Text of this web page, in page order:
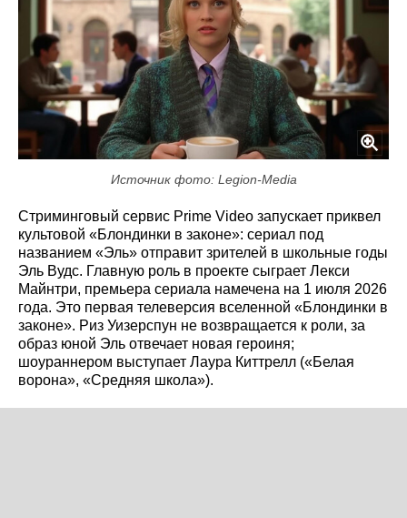
Источник фото: Legion-Media
Стриминговый сервис Prime Video запускает приквел
культовой «Блондинки в законе»: сериал под
названием «Эль» отправит зрителей в школьные годы
Эль Вудс. Главную роль в проекте сыграет Лекси
Майнтри, премьера сериала намечена на 1 июля 2026
года. Это первая телеверсия вселенной «Блондинки в
законе». Риз Уизерспун не возвращается к роли, за
образ юной Эль отвечает новая героиня;
шоураннером выступает Лаура Киттрелл («Белая
ворона», «Средняя школа»).